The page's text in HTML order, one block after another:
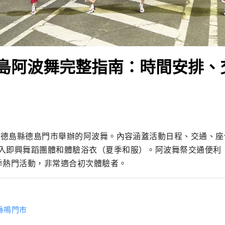
阿波舞完整指南：時間安排
島縣德島門市舉辦的阿波舞。內容涵蓋活動日程、交通、
即興舞蹈團體和體驗浴衣（夏季和服）。阿波舞祭交通便利
門活動，非常適合初次體驗者。
鳴門市